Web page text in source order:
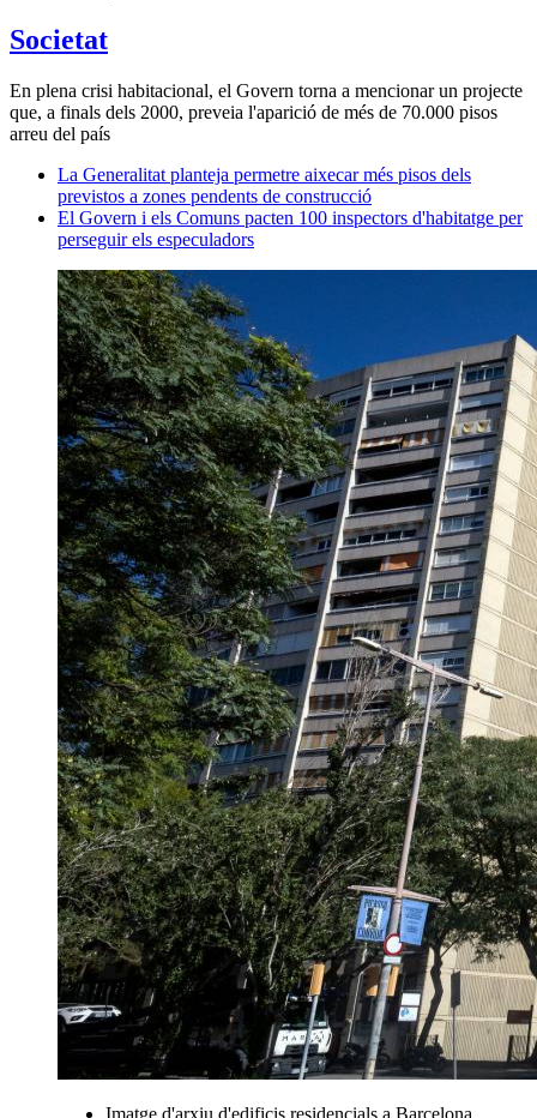
Societat
En plena crisi habitacional, el Govern torna a mencionar un projecte
que, a finals dels 2000, preveia l'aparició de més de 70.000 pisos
arreu del país
La Generalitat planteja permetre aixecar més pisos dels
previstos a zones pendents de construcció
El Govern i els Comuns pacten 100 inspectors d'habitatge per
perseguir els especuladors
Imatge d'arxiu d'edificis residencials a Barcelona